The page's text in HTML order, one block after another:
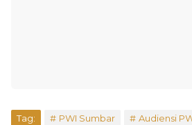
Tag: PWI Sumbar Audiensi